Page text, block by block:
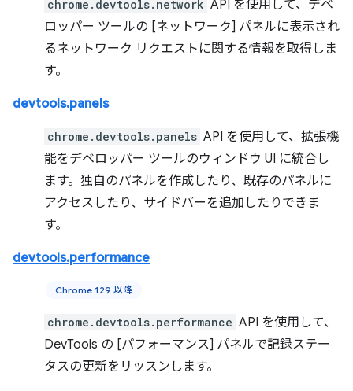
chrome.devtools.network API を使用して、デベ
ロッパー ツールの [ネットワーク] パネルに表示され
るネットワーク リクエストに関する情報を取得しま
す。
devtools.panels
chrome.devtools.panels API を使用して、拡張機
能をデベロッパー ツールのウィンドウ UI に統合し
ます。独自のパネルを作成したり、既存のパネルに
アクセスしたり、サイドバーを追加したりできま
す。
devtools.performance
Chrome 129 以降
chrome.devtools.performance API を使用して、
DevTools の [パフォーマンス] パネルで記録ステー
タスの更新をリッスンします。